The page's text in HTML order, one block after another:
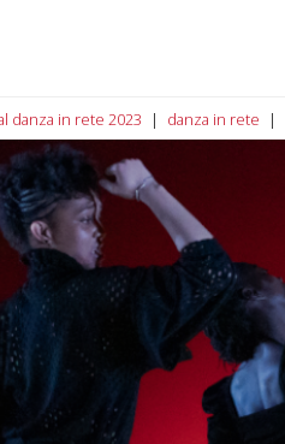
danza in rete 2023 danza in rete